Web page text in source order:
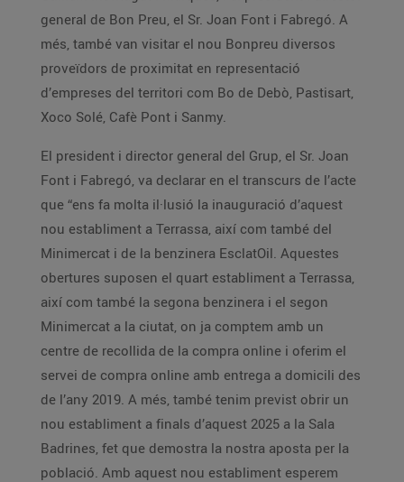
general de Bon Preu, el Sr. Joan Font i Fabregó. A
més, també van visitar el nou Bonpreu diversos
proveïdors de proximitat en representació
d’empreses del territori com Bo de Debò, Pastisart,
Xoco Solé, Cafè Pont i Sanmy.
El president i director general del Grup, el Sr. Joan
Font i Fabregó, va declarar en el transcurs de l’acte
que “ens fa molta il·lusió la inauguració d’aquest
nou establiment a Terrassa, així com també del
Minimercat i de la benzinera EsclatOil. Aquestes
obertures suposen el quart establiment a Terrassa,
així com també la segona benzinera i el segon
Minimercat a la ciutat, on ja comptem amb un
centre de recollida de la compra online i oferim el
servei de compra online amb entrega a domicili des
de l’any 2019. A més, també tenim previst obrir un
nou establiment a finals d’aquest 2025 a la Sala
Badrines, fet que demostra la nostra aposta per la
població. Amb aquest nou establiment esperem